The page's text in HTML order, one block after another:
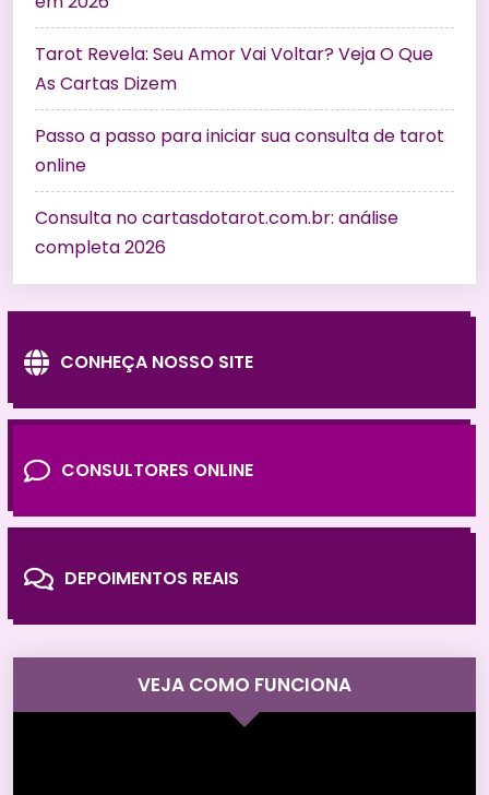
Tarot Revela: Seu Amor Vai Voltar? Veja O Que
As Cartas Dizem
Passo a passo para iniciar sua consulta de tarot
online
Consulta no cartasdotarot.com.br: análise
completa 2026
CONHEÇA NOSSO SITE
CONSULTORES ONLINE
DEPOIMENTOS REAIS
VEJA COMO FUNCIONA